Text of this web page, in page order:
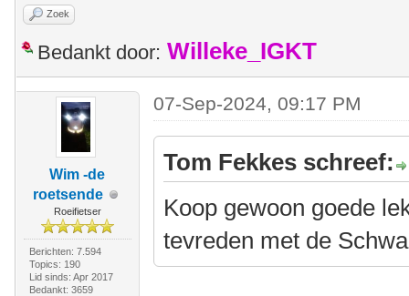
Zoek
Bedankt door: Willeke_IGKT
Wim -de
roetsende
Roeifietser
Berichten: 7.594
Topics: 190
Lid sinds: Apr 2017
Bedankt: 3659
07-Sep-2024, 09:17 PM
Tom Fekkes schreef:
Koop gewoon goede
tevreden met de